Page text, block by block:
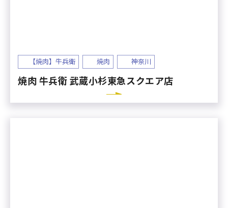
【焼肉】牛兵衛 焼肉 神奈川
焼肉 牛兵衛 武蔵小杉東急スクエア店